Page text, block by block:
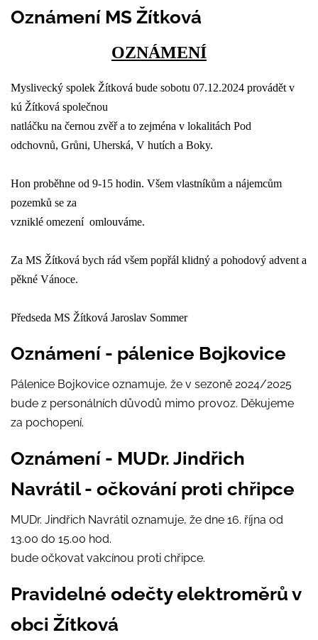
Oznámení MS Žítková
OZNÁMENÍ
Myslivecký spolek Žítková bude sobotu 07.12.2024 provádět v
kú Žítková společnou
natláčku na černou zvěř a to zejména v lokalitách Pod
odchovnů, Grůni, Uherská, V hutích a Boky.
Hon proběhne od 9-15 hodin. Všem vlastníkům a nájemcům
pozemků se za
vzniklé omezení omlouváme.
Za MS Žítková bych rád všem popřál klidný a pohodový advent a
pěkné Vánoce.
Předseda MS Žítková Jaroslav Sommer
Oznámení - pálenice Bojkovice
Pálenice Bojkovice oznamuje, že v sezoně 2024/2025
bude z personálních důvodů mimo provoz. Děkujeme
za pochopení.
Oznámení - MUDr. Jindřich
Navrátil - očkování proti chřipce
MUDr. Jindřich Navrátil oznamuje, že dne 16. října od
13.00 do 15.00 hod.
bude očkovat vakcínou proti chřipce.
Pravidelné odečty elektroměrů v
obci Žítková